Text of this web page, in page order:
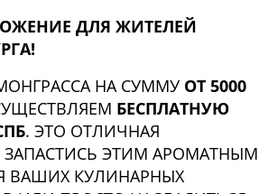
ДЛЯ ЖИТЕЛЕЙ
НА СУММУ ОТ 5000
БЕСПЛАТНУЮ
. ЭТО ОТЛИЧНАЯ
ЭТИМ АРОМАТНЫМ
ВАШИХ КУЛИНАРНЫХ